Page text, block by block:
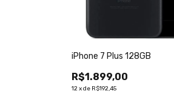
iPhone 7 Plus 128GB
R$1.899,00
12xde R$192,45